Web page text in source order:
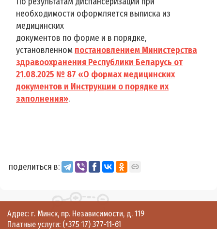
необходимости оформляется выписка из
медицинских
документов по форме и в порядке,
установленном постановлением Министерства
здравоохранения Республики Беларусь от
21.08.2025 № 87 «О формах медицинских
документов и Инструкции о порядке их
заполнения».
поделиться в:
Адрес: г. Минск, пр. Независимости, д. 119
Платные услуги: (+375 17) 377-11-61